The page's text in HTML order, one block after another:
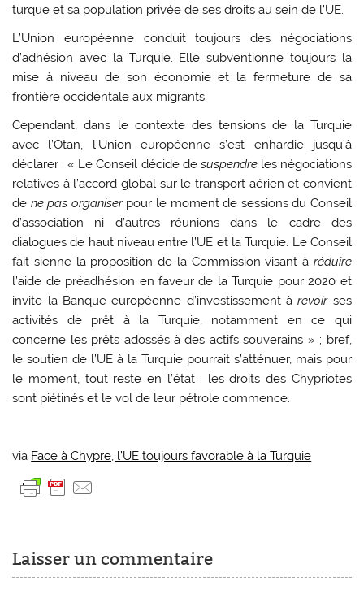
turque et sa population privée de ses droits au sein de l’UE.
L’Union européenne conduit toujours des négociations
d’adhésion avec la Turquie. Elle subventionne toujours la
mise à niveau de son économie et la fermeture de sa
frontière occidentale aux migrants.
Cependant, dans le contexte des tensions de la Turquie
avec l’Otan, l’Union européenne s’est enhardie jusqu’à
déclarer : « Le Conseil décide de suspendreles négociations
relatives à l’accord global sur le transport aérien et convient
de ne pas organiserpour le moment de sessions du Conseil
d’association ni d’autres réunions dans le cadre des
dialogues de haut niveau entre l’UE et la Turquie. Le Conseil
fait sienne la proposition de la Commission visant à réduire
l’aide de préadhésion en faveur de la Turquie pour 2020 et
invite la Banque européenne d’investissement àrevoirses
activités de prêt à la Turquie, notamment en ce qui
concerne les prêts adossés à des actifs souverains » ; bref,
le soutien de l’UE à la Turquie pourrait s’atténuer, mais pour
le moment, tout reste en l’état : les droits des Chypriotes
sont piétinés et le vol de leur pétrole commence.
via Face à Chypre, l’UE toujours favorable à la Turquie
Laisser un commentaire